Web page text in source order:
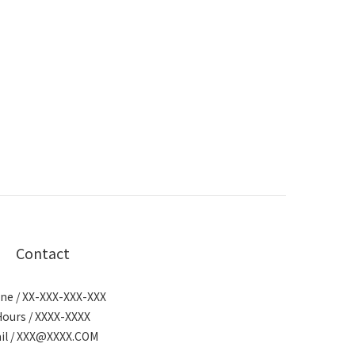
Contact
/ XX-XXX-XXX-XXX
/ XXXX-XXXX
/ XXX@XXXX.COM